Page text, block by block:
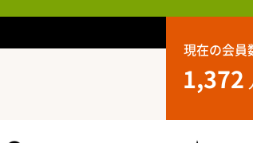
現在の会員
1,372